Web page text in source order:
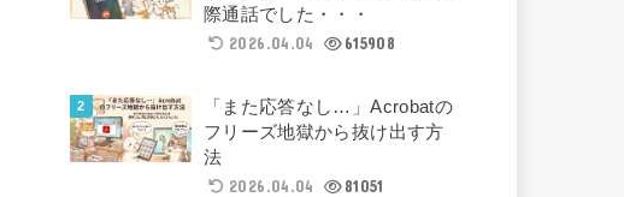
際通話でした・・・
2026.04.04
615908
「また応答なし…」Acrobatの
フリーズ地獄から抜け出す方
法
2026.04.04
81051